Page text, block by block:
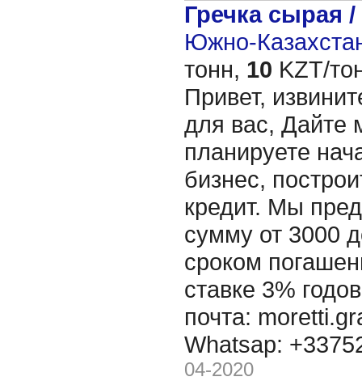
Гречка сырая /
Южно-
тонн, 10 KZT/
Привет,
для вас, Дайте
планируете
бизнес,
кредит. Мы
сумму от 3000
сроком
ставке 3%
почта:
Whatsap:
04-2020